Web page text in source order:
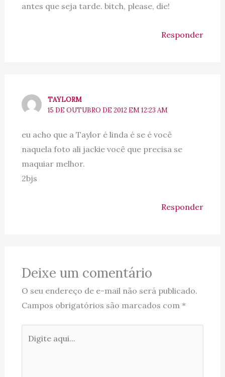
antes que seja tarde. bitch, please, die!
Responder
TAYLORM
15 DE OUTUBRO DE 2012 EM 12:23 AM
eu acho que a Taylor é linda é se é você
naquela foto ali jackie você que precisa se
maquiar melhor.
2bjs
Responder
Deixe um comentário
O seu endereço de e-mail não será publicado.
Campos obrigatórios são marcados com *
aqui...